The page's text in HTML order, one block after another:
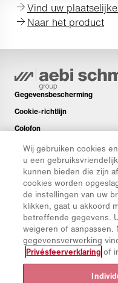
Vind uw
Naar het product
Gegevensbescherming
Cookie-richtlijn
Colofon
Disclaimer
Nieuwsbrief
Reserveonderdelen
Downloads
CO₂-calculator
TCO-calculator
Dealers en Vestigingen
Overzicht productgroepen
Wij gebruiken cookies
u een
kunnen bieden die zijn
cookies worden
de instellingen van uw
klikken, gaat u akkoord
betreffende gegevens.
weigeren of
gegevensverwerking
Privésfeerverklaring of